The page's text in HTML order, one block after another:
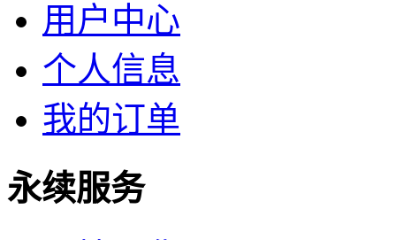
用户中心
个人信息
我的订单
永续服务